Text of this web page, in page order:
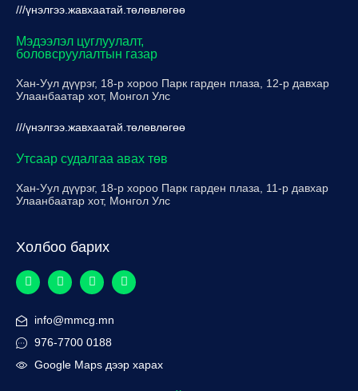
///үнэлгээ.жавхаатай.төлөвлөгөө
Мэдээлэл цуглуулалт,
боловсруулалтын газар
Хан-Уул дүүрэг, 18-р хороо Парк гарден плаза, 12-р давхар
Улаанбаатар хот, Монгол Улс
///үнэлгээ.жавхаатай.төлөвлөгөө
Утсаар судалгаа авах төв
Хан-Уул дүүрэг, 18-р хороо Парк гарден плаза, 11-р давхар
Улаанбаатар хот, Монгол Улс
Холбоо барих
info@mmcg.mn
976-7700 0188
Google Maps дээр харах